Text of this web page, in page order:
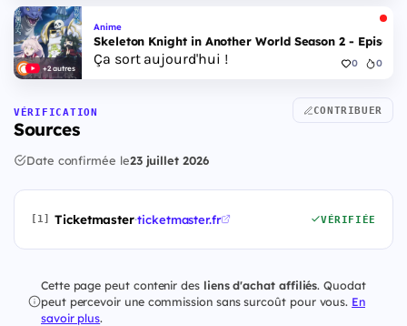
+2 autres
Anime
Skeleton Knight in Another World Season 2 - Episode
Ça sort aujourd'hui ! 0 0
VÉRIFICATION
Sources
CONTRIBUER
Date confirmée le23 juillet 2026
[1] Ticketmaster·ticketmaster.fr VÉRIFIÉE
Cette page peut contenir des liens d'achat affiliés. Quodat
peut percevoir une commission sans surcoût pour vous. En
savoir plus.